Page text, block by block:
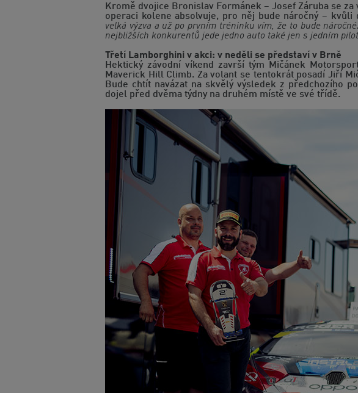
Kromě dvojice Bronislav Formánek – Josef Záruba se
operaci kolene absolvuje, pro něj bude náročný –
velká výzva a už po prvním tréninku vím, že to bude
nejbližších konkurentů jede jedno auto také jen s jedním
Třetí Lamborghini v akci: v neděli se představí v Brně
Hektický závodní víkend završí tým Mičánek
Maverick Hill Climb. Za volant se tentokrát posadí Jiří
Bude chtít navázat na skvělý výsledek z předchozího
dojel před dvěma týdny na druhém místě ve své třídě.